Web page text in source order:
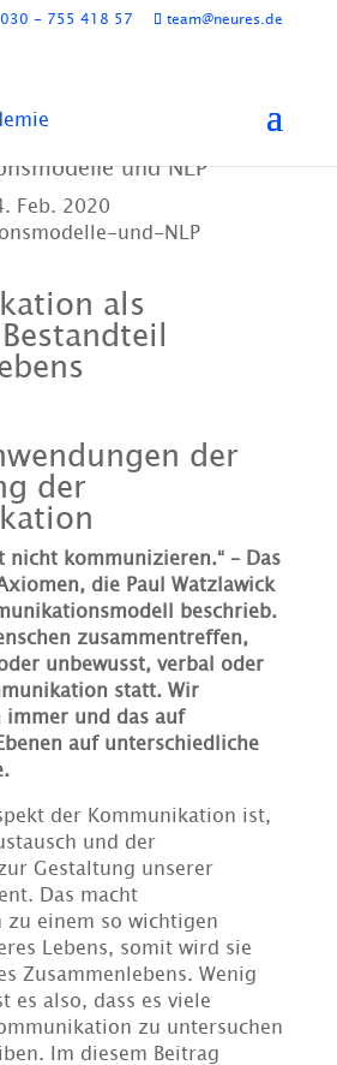
030 - 755 418 57 team@neures.de
und NLP
Feb. 2020
als
der
der
nicht kommunizieren.“ – Das
die Paul Watzlawick
beschrieb.
zusammentreffen,
unbewusst, verbal oder
statt. Wir
und das auf
auf unterschiedliche
der Kommunikation ist,
und der
Gestaltung unserer
Das macht
zu einem so wichtigen
Lebens, somit wird sie
Zusammenlebens. Wenig
es also, dass es viele
zu untersuchen
Im diesem Beitrag